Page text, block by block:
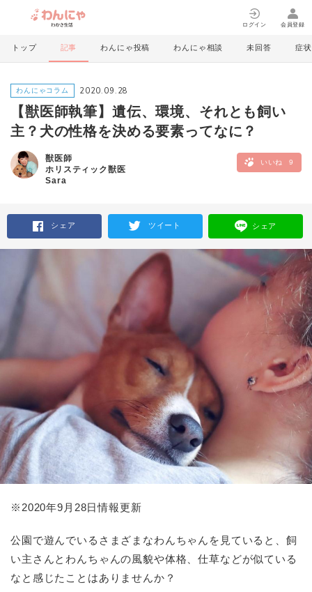
ログイン 会員登録
トップ 記事 わんにゃ投稿 わんにゃ相談 未回答 症状
わんにゃコラム 2020.09.28
【獣医師執筆】遺伝、環境、それとも飼い
主？犬の性格を決める要素ってなに？
獣医師
ホリスティック獣医
Sara
いいね 9
シェア ツイート シェア
※ 2020年9 月 28日情報更新
公園で遊んでいるさまざまなわんちゃんを見ていると、飼
い主さんとわんちゃんの風貌や体格、仕草などが似ている
なと感じたことはありませんか？